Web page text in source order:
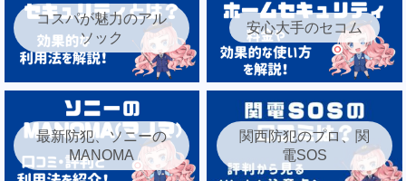
コスパが魅力のアル
ソック
安心大手のセコム
最新防犯、ソニーの
MANOMA
関西防犯のプロ、関
電SOS